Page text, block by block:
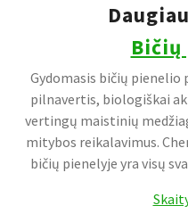
Gydomasis bičių pienelio
pilnavertis, biologiškai
vertingų maistinių
mitybos reikalavimus.
bičių pienelyje yra visų